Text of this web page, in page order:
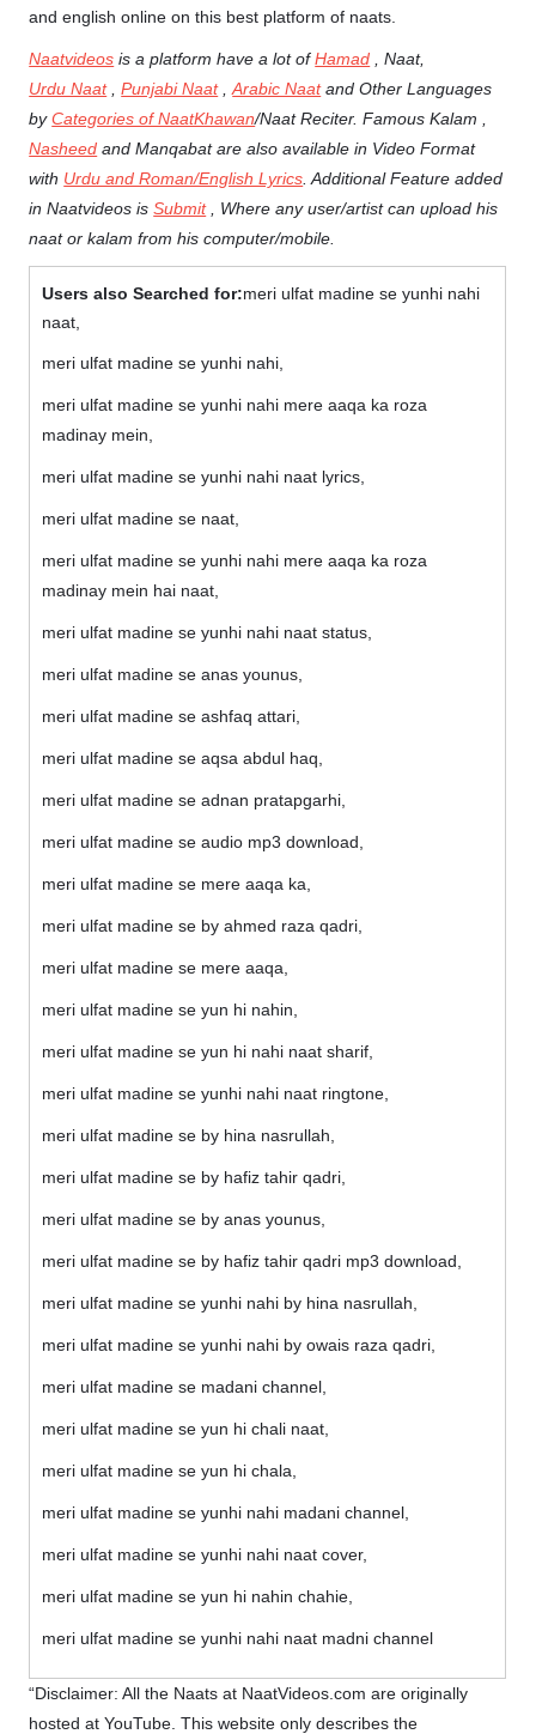
and english online on this best platform of naats.
Naatvideos is a platform have a lot ofHamad , Naat,
Urdu Naat,Punjabi Naat,Arabic Naatand Other Languages
byCategories of NaatKhawan/Naat Reciter. Famous Kalam ,
Nasheed and Manqabat are also available in Video Format
with Urdu and Roman/English Lyrics . Additional Feature added
in Naatvideos isSubmit, Where any user/artist can upload his
naat or kalam from his computer/mobile.
Users also Searched for:meri ulfat madine se yunhi nahi
naat,
meri ulfat madine se yunhi nahi,
meri ulfat madine se yunhi nahi mere aaqa ka roza
madinay mein,
meri ulfat madine se yunhi nahi naat lyrics,
meri ulfat madine se naat,
meri ulfat madine se yunhi nahi mere aaqa ka roza
madinay mein hai naat,
meri ulfat madine se yunhi nahi naat status,
meri ulfat madine se anas younus,
meri ulfat madine se ashfaq attari,
meri ulfat madine se aqsa abdul haq,
meri ulfat madine se adnan pratapgarhi,
meri ulfat madine se audio mp3 download,
meri ulfat madine se mere aaqa ka,
meri ulfat madine se by ahmed raza qadri,
meri ulfat madine se mere aaqa,
meri ulfat madine se yun hi nahin,
meri ulfat madine se yun hi nahi naat sharif,
meri ulfat madine se yunhi nahi naat ringtone,
meri ulfat madine se by hina nasrullah,
meri ulfat madine se by hafiz tahir qadri,
meri ulfat madine se by anas younus,
meri ulfat madine se by hafiz tahir qadri mp3 download,
meri ulfat madine se yunhi nahi by hina nasrullah,
meri ulfat madine se yunhi nahi by owais raza qadri,
meri ulfat madine se madani channel,
meri ulfat madine se yun hi chali naat,
meri ulfat madine se yun hi chala,
meri ulfat madine se yunhi nahi madani channel,
meri ulfat madine se yunhi nahi naat cover,
meri ulfat madine se yun hi nahin chahie,
meri ulfat madine se yunhi nahi naat madni channel
“Disclaimer: All the Naats at NaatVideos.com are originally
hosted at YouTube. This website only describes the